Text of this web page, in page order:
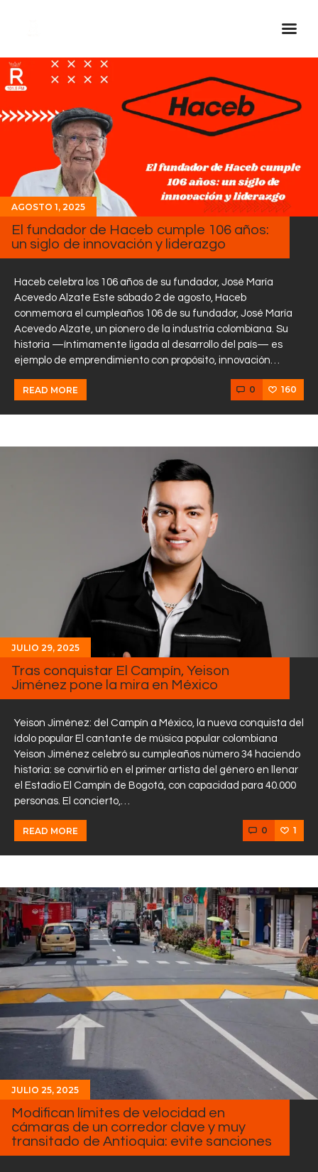
Inicio Real FM
Streaming
En Vivo
Descarga La APP
Programas
Noticias
Equipo
Sobre Nosotros
Contactos
AGOSTO 1, 2025
El fundador de Haceb cumple 106 años:
un siglo de innovación y liderazgo
Haceb celebra los 106 años de su fundador, José María
Acevedo Alzate Este sábado 2 de agosto, Haceb
conmemora el cumpleaños 106 de su fundador, José María
Acevedo Alzate, un pionero de la industria colombiana. Su
historia —íntimamente ligada al desarrollo del país— es
ejemplo de emprendimiento con propósito, innovación…
READ MORE 0 160
JULIO 29, 2025
Tras conquistar El Campín, Yeison
Jiménez pone la mira en México
Yeison Jiménez: del Campín a México, la nueva conquista del
ídolo popular El cantante de música popular colombiana
Yeison Jiménez celebró su cumpleaños número 34 haciendo
historia: se convirtió en el primer artista del género en llenar
el Estadio El Campín de Bogotá, con capacidad para 40.000
personas. El concierto,…
READ MORE 0 1
JULIO 25, 2025
Modifican límites de velocidad en
cámaras de un corredor clave y muy
transitado de Antioquia: evite sanciones